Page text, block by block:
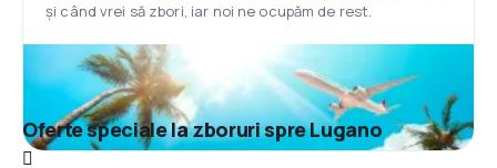
și când vrei să zbori, iar noi ne ocupăm de rest.
Oferte speciale la zboruri spre Lugano